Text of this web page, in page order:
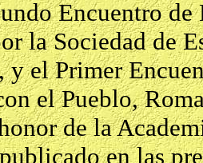
Encuentro
la Sociedad de
y el Primer
el Pueblo,
de la
en las